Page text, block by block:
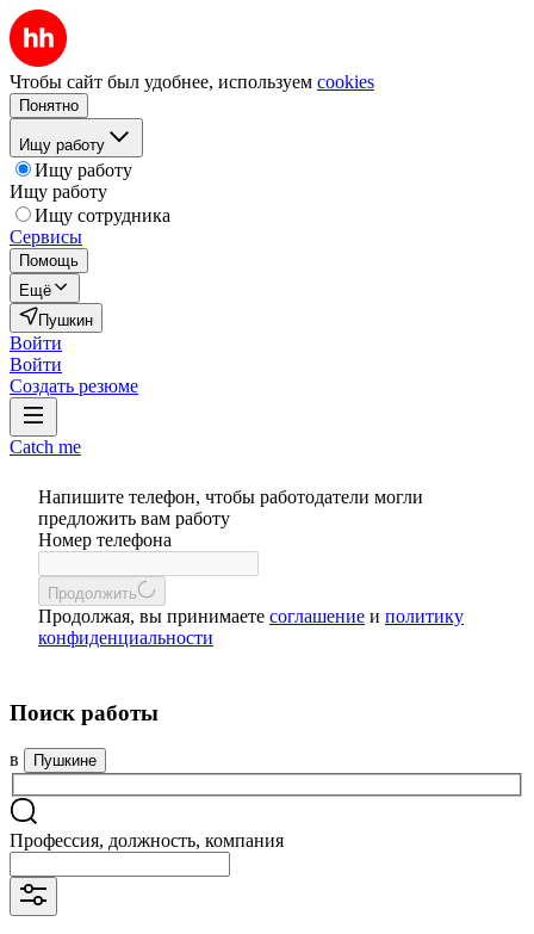
Чтобы сайт был удобнее, используем cookies
Понятно
Ищу работу
Ищу работу
Ищу работу
Ищу сотрудника
Сервисы
Помощь
Ещё
Пушкин
Войти
Войти
Создать резюме
Catch me
Напишите телефон, чтобы работодатели могли
предложить вам работу
Номер телефона
Продолжить
Продолжая, вы принимаете соглашение и политику
конфиденциальности
Поиск работы
в Пушкине
Профессия, должность, компания